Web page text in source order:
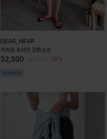
DEAR, NEAR
카치온 A라인 코튼쇼츠
32,300 15%